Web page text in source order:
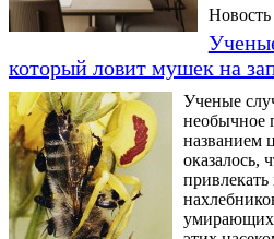
Новость
который ловит мушек на
Ученые
необычное
названием
оказалось,
умирающих